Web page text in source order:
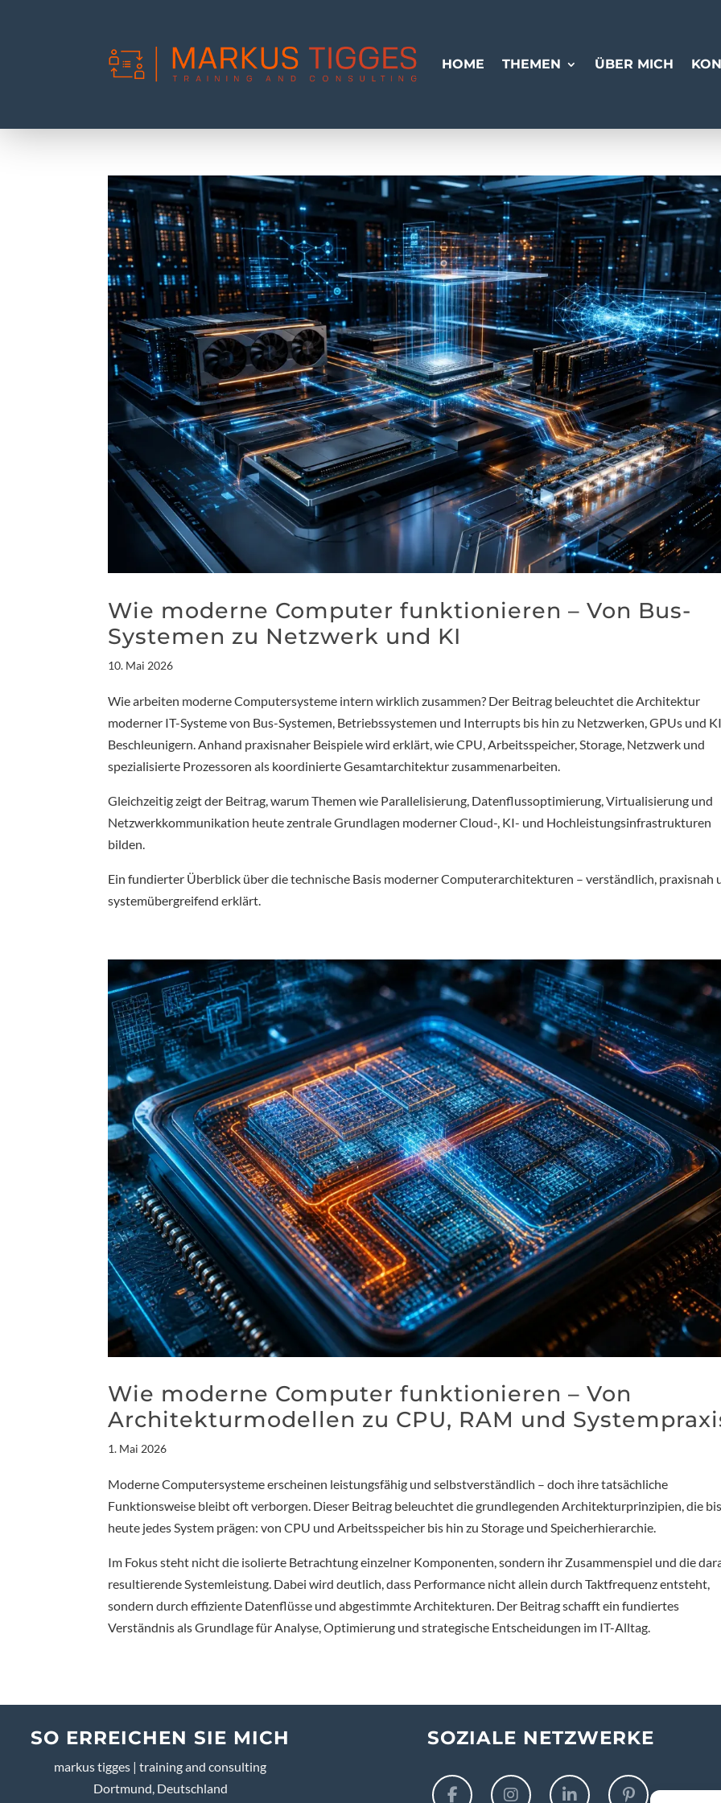
HOME THEMEN ÜBER MICH
Wie moderne Computer funktionieren – Von Bus-
Systemen zu Netzwerk und KI
10. Mai 2026
Wie arbeiten moderne Computersysteme intern wirklich zusammen? Der Beitrag beleuchtet die Architektur
moderner IT-Systeme von Bus-Systemen, Betriebssystemen und Interrupts bis hin zu Netzwerken, GPUs und
Beschleunigern. Anhand praxisnaher Beispiele wird erklärt, wie CPU, Arbeitsspeicher, Storage, Netzwerk und
spezialisierte Prozessoren als koordinierte Gesamtarchitektur zusammenarbeiten.
Gleichzeitig zeigt der Beitrag, warum Themen wie Parallelisierung, Datenflussoptimierung, Virtualisierung und
Netzwerkkommunikation heute zentrale Grundlagen moderner Cloud-, KI- und Hochleistungsinfrastrukturen
bilden.
Ein fundierter Überblick über die technische Basis moderner Computerarchitekturen – verständlich, praxisnah
systemübergreifend erklärt.
Wie moderne Computer funktionieren – Von
Architekturmodellen zu CPU, RAM und
1. Mai 2026
Moderne Computersysteme erscheinen leistungsfähig und selbstverständlich – doch ihre tatsächliche
Funktionsweise bleibt oft verborgen. Dieser Beitrag beleuchtet die grundlegenden Architekturprinzipien, die
heute jedes System prägen: von CPU und Arbeitsspeicher bis hin zu Storage und Speicherhierarchie.
Im Fokus steht nicht die isolierte Betrachtung einzelner Komponenten, sondern ihr Zusammenspiel und die
resultierende Systemleistung. Dabei wird deutlich, dass Performance nicht allein durch Taktfrequenz entsteht,
sondern durch effiziente Datenflüsse und abgestimmte Architekturen. Der Beitrag schafft ein fundiertes
Verständnis als Grundlage für Analyse, Optimierung und strategische Entscheidungen im IT-Alltag.
SO ERREICHEN SIE MICH
markus tigges | training and consulting
Dortmund, Deutschland
SOZIALE NETZWERKE